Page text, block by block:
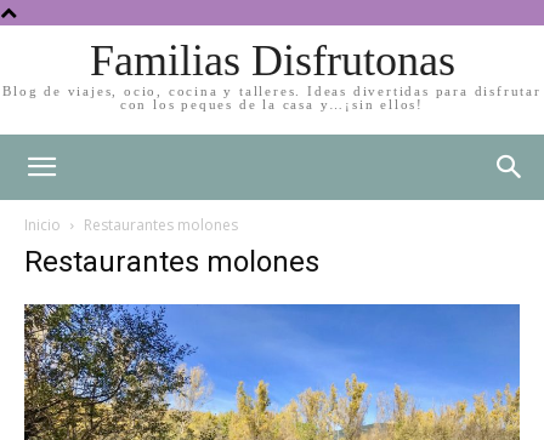
Familias Disfrutonas
Blog de viajes, ocio, cocina y talleres. Ideas divertidas para disfrutar
con los peques de la casa y…¡sin ellos!
Inicio Restaurantes molones
Restaurantes molones